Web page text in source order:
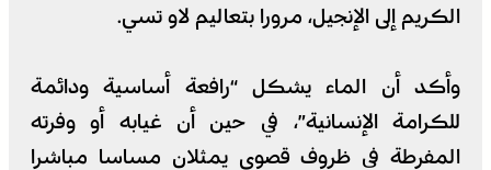
الكريم إلى الإنجيل، مرورا بتعاليم لاو تسي.
وأكد أن الماء يشكل “رافعة أساسية ودائمة
للكرامة الإنسانية”، في حين أن غيابه أو وفرته
المفرطة في ظروف قصوى يمثلان مساسا مباشرا